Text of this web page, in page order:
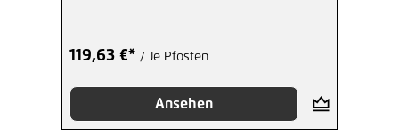
119,63 €* / Je Pfosten
Ansehen